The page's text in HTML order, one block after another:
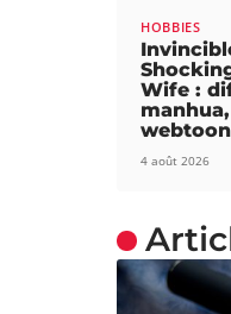
HOBBIES
Wife :
webtoon
4 août 2026